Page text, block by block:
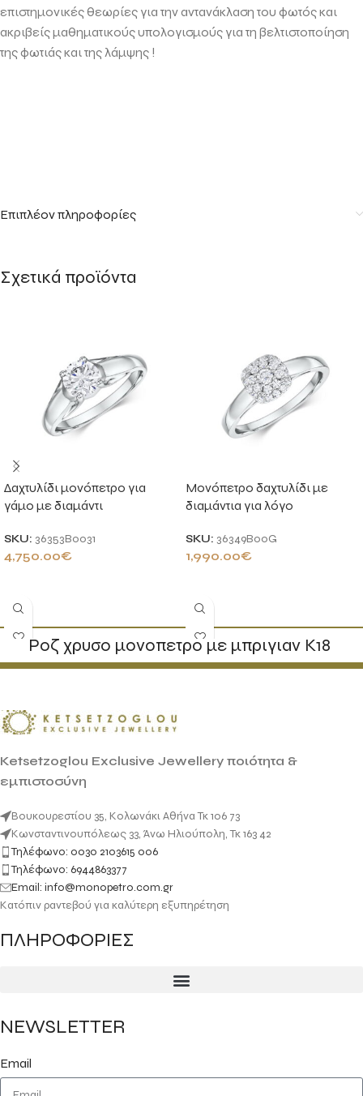
επιστημονικές θεωρίες για την αντανάκλαση του φωτός και
ακριβείς μαθηματικούς υπολογισμούς για τη βελτιστοποίηση
της φωτιάς και της λάμψης !
Επιπλέον πληροφορίες
Σχετικά προϊόντα
Δαχτυλίδι μονόπετρο για
γάμο με διαμάντι
SKU: 36353B0031
4,750.00€
Μονόπετρο δαχτυλίδι με
διαμάντια για λόγο
SKU: 36349B00G
1,990.00€
Ροζ χρυσο μονοπετρο με μπριγιαν Κ18
Ketsetzoglou Exclusive Jewellery ποιότητα &
εμπιστοσύνη
Βουκουρεστίου 35, Κολωνάκι Αθήνα Τκ 106 73
Κωνσταντινουπόλεως 33, Άνω Ηλιούπολη, Τκ 163 42
Τηλέφωνο: 0030 2103615 006
Τηλέφωνο: 6944863377
Email: info@monopetro.com.gr
Κατόπιν ραντεβού για καλύτερη εξυπηρέτηση
ΠΛΗΡΟΦΟΡΙΕΣ
NEWSLETTER
Email